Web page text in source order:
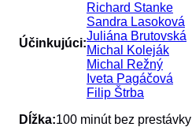
Účinkujúci:
Richard Stanke
Sandra Lasoková
Juliána Brutovská
Michal Koleják
Michal Režný
Iveta Pagáčová
Filip Štrba
Dĺžka:100 minút bez prestávky